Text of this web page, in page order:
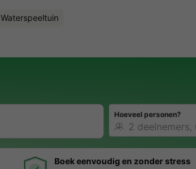
Waterspeeltuin
Hoeveel personen?
Boek eenvoudig en zonder stress